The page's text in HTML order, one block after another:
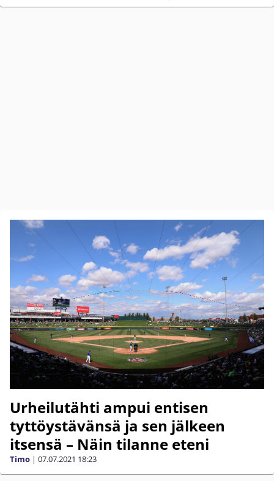
Urheilutähti ampui entisen
tyttöystävänsä ja sen jälkeen
itsensä – Näin tilanne eteni
Timo | 07.07.2021 18:23